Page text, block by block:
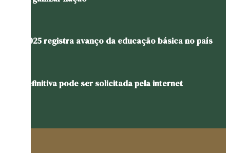
Ideb 2025 registra avanço da educação básica no país
CNH definitiva pode ser solicitada pela internet